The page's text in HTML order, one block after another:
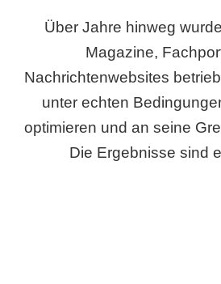
Über Jahre hinweg
Magazine,
Nachrichtenwebsites
unter echten
optimieren und an seine
Die Ergebnisse sind